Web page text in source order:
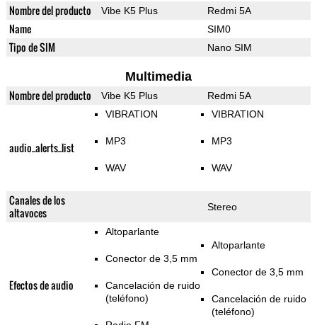
Nombre del producto Vibe K5 Plus Redmi 5A
Name SIM0
Tipo de SIM Nano SIM
Multimedia
Nombre del producto Vibe K5 Plus Redmi 5A
audio_alerts_list
VIBRATION
MP3
WAV
VIBRATION
MP3
WAV
Canales de los
altavoces
Stereo
Efectos de audio
Altoparlante
Conector de 3,5 mm
Cancelación de ruido
(teléfono)
Altoparlante
Conector de 3,5 mm
Cancelación de ruido
(teléfono)